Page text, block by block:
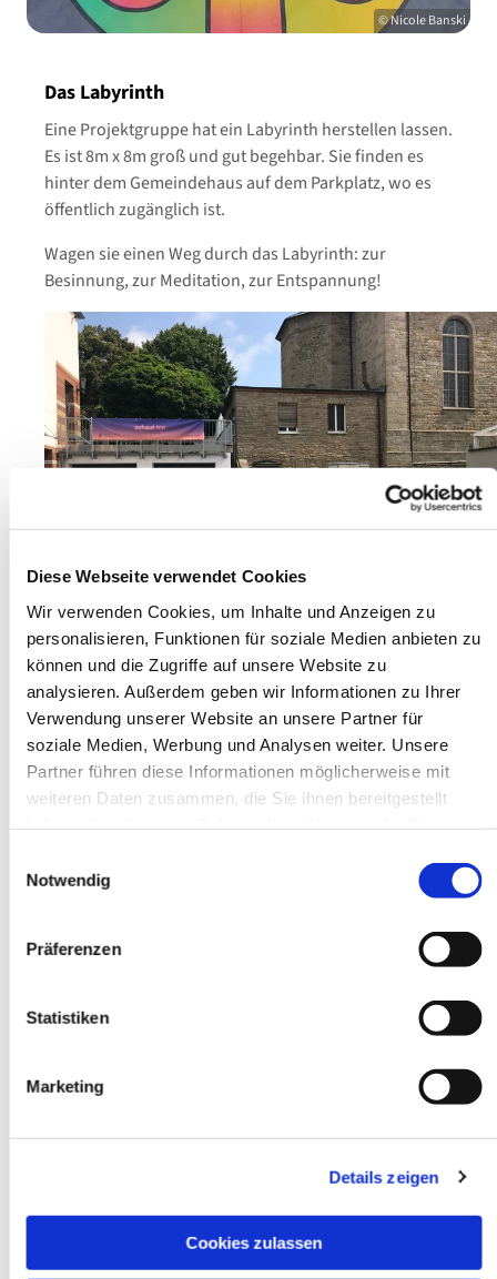
Diese Webseite verwendet Cookies
Wir verwenden Cookies, um Inhalte und Anzeigen zu
personalisieren, Funktionen für soziale Medien anbieten zu
können und die Zugriffe auf unsere Website zu
analysieren. Außerdem geben wir Informationen zu Ihrer
Verwendung unserer Website an unsere Partner für
soziale Medien, Werbung und Analysen weiter. Unsere
Partner führen diese Informationen möglicherweise mit
weiteren Daten zusammen, die Sie ihnen bereitgestellt
Notwendig
Präferenzen
Statistiken
Marketing
Details zeigen
Cookies zulassen
© Nicole Banski
Das Labyrinth
Eine Projektgruppe hat ein Labyrinth herstellen lassen.
Es ist 8m x 8m groß und gut begehbar. Sie finden es
hinter dem Gemeindehaus auf dem Parkplatz, wo es
öffentlich zugänglich ist.
Wagen sie einen Weg durch das Labyrinth: zur
Besinnung, zur Meditation, zur Entspannung!